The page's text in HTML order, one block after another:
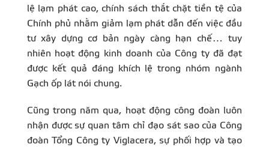
lệ lạm phát cao, chính sách thắt chặt tiền tệ của
Chính phủ nhằm giảm lạm phát dẫn đến việc đầu
tư xây dựng cơ bản ngày càng hạn chế… tuy
nhiên hoạt động kinh doanh của Công ty đã đạt
được kết quả đáng khích lệ trong nhóm ngành
Gạch ốp lát nói chung.
Cũng trong năm qua, hoạt động công đoàn luôn
nhận được sự quan tâm chỉ đạo sát sao của Công
đoàn Tổng Công ty Viglacera, sự phối hợp và tạo